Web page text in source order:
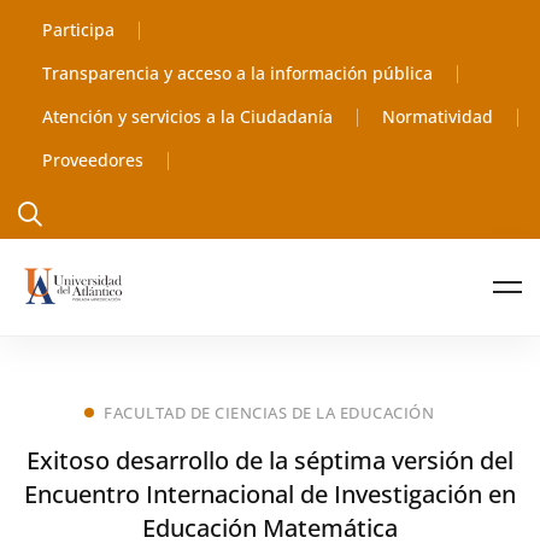
Participa
Transparencia y acceso a la información pública
Atención y servicios a la Ciudadanía
Normatividad
Proveedores
FACULTAD DE CIENCIAS DE LA EDUCACIÓN
Exitoso desarrollo de la séptima versión del
Encuentro Internacional de Investigación en
Educación Matemática